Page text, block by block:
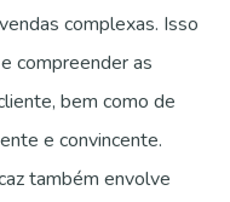
complexas. Isso
e compreender as
bem como de
e convincente.
também envolve